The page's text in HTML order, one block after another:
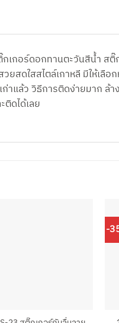
เกอร์ดอกทานตะวันสีน้ำ
สดใสสไตล์เกาหลี มีให้เ
าแล้ว วิธีการติดง่ายมาก
ดได้เลย
-